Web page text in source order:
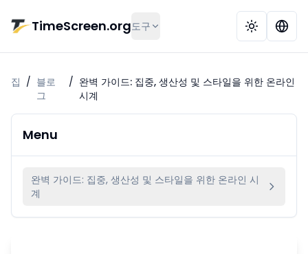
TimeScreen.org도구
집 / 블로
그
/ 완벽 가이드: 집중, 생산성 및 스타일을 위한 온라인
시계
Menu
완벽 가이드: 집중, 생산성 및 스타일을 위한 온라인 시
계